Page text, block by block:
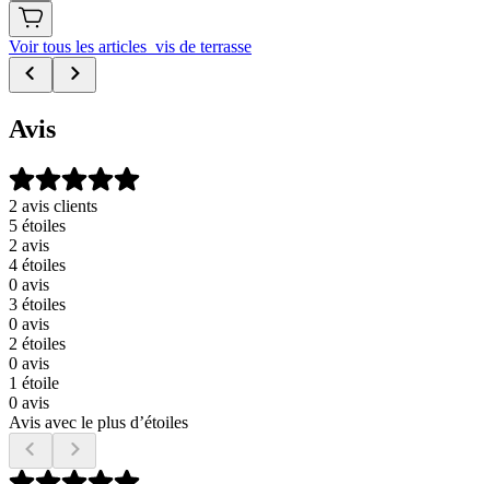
Voir tous les articles vis de terrasse
Avis
2 avis clients
5 étoiles
2 avis
4 étoiles
0 avis
3 étoiles
0 avis
2 étoiles
0 avis
1 étoile
0 avis
Avis avec le plus d’étoiles